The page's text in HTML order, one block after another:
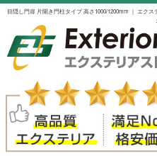
目隠し門扉 片開き門柱タイプ 高さ1000/1200mm ｜ エク